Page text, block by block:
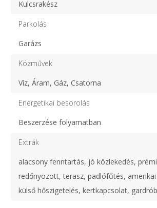
Kulcsrakész
Parkolás
Garázs
Közművek
Víz, Áram, Gáz, Csatorna
Energetikai besorolás
Beszerzése folyamatban
Extrák
alacsony fenntartás, jó közlekedés,
redőnyözött, terasz, padlófűtés,
külső hőszigetelés, kertkapcsolat, gardrób